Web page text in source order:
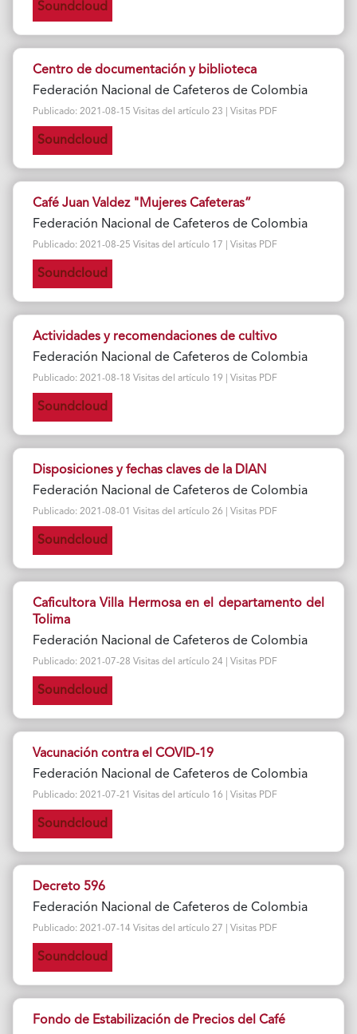
Soundcloud
Centro de documentación y biblioteca
Federación Nacional de Cafeteros de Colombia
Publicado: 2021-08-15 Visitas del artículo 23 | Visitas PDF
Soundcloud
Café Juan Valdez "Mujeres Cafeteras”
Federación Nacional de Cafeteros de Colombia
Publicado: 2021-08-25 Visitas del artículo 17 | Visitas PDF
Soundcloud
Actividades y recomendaciones de cultivo
Federación Nacional de Cafeteros de Colombia
Publicado: 2021-08-18 Visitas del artículo 19 | Visitas PDF
Soundcloud
Disposiciones y fechas claves de la DIAN
Federación Nacional de Cafeteros de Colombia
Publicado: 2021-08-01 Visitas del artículo 26 | Visitas PDF
Soundcloud
Caficultora Villa Hermosa en el departamento del
Tolima
Federación Nacional de Cafeteros de Colombia
Publicado: 2021-07-28 Visitas del artículo 24 | Visitas PDF
Soundcloud
Vacunación contra el COVID-19
Federación Nacional de Cafeteros de Colombia
Publicado: 2021-07-21 Visitas del artículo 16 | Visitas PDF
Soundcloud
Decreto 596
Federación Nacional de Cafeteros de Colombia
Publicado: 2021-07-14 Visitas del artículo 27 | Visitas PDF
Soundcloud
Fondo de Estabilización de Precios del Café